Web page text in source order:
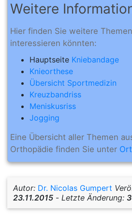
Weitere
Hier finden Sie weitere
interessieren könnten:
Hauptseite Kniebandage
Knieorthese
Übersicht Sportmedizin
Kreuzbandriss
Meniskusriss
Jogging
Eine Übersicht aller Themen
Orthopädie finden Sie unter
Autor: Dr. Nicolas Gumpert
23.11.2015 - Letzte Änderung: